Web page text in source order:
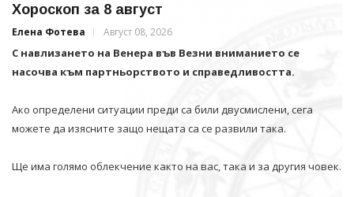
Хороскоп за 8 август
Елена Фотева Август 08, 2026
С навлизането на Венера във Везни вниманието се
насочва към партньорството и справедливостта.
Ако определени ситуации преди са били двусмислени, сега
можете да изясните защо нещата са се развили така.
Ще има голямо облекчение както на вас, така и за другия човек.